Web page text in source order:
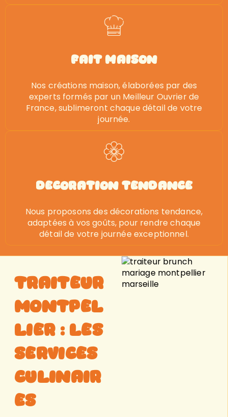
Fait Maison
Nos créations maison, élaborées par des
experts formés par un Meilleur Ouvrier de
France, sublimeront chaque détail de votre
journée.
decoration tendance
Nous proposons des décorations tendance,
adaptées à vos goûts, pour rendre chaque
détail de votre journée exceptionnel.
Traiteur
Montpel
lier : Les
Services
Culinair
es